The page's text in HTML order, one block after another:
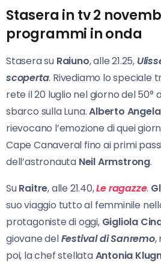
Stasera in tv 2
programmi in onda
Stasera su Raiuno, alle 21.25,
scoperta. Rivediamo lo speciale
rete il 20 luglio nel giorno del 50°
sbarco sulla Luna.Alberto Angela
rievocano l’emozione di quei
Cape Canaveral fino ai primi
dell’astronauta Neil Armstrong.
SuRaitre, alle 21.40,Le ragazze.
suo viaggio tutto al femminile
protagoniste di oggi, Gigliola
giovane delFestival di Sanremo,
poi, la chef stellataAntonia